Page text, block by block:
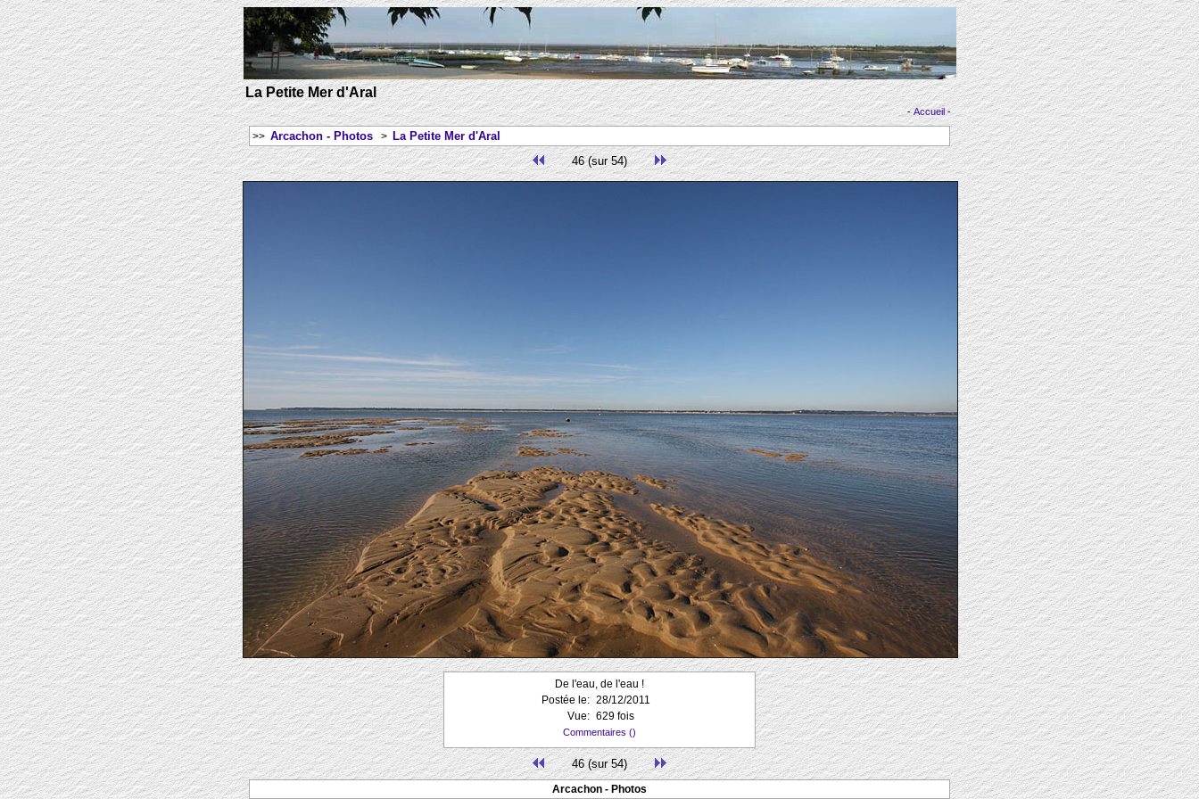
La Petite Mer d'Aral
-Accueil-
>> Arcachon - Photos> La Petite Mer d'Aral
46 (sur 54)
De l'eau, de l'eau !
Postée le: 28/12/2011
Vue: 629 fois
Commentaires ()
46 (sur 54)
Arcachon - Photos